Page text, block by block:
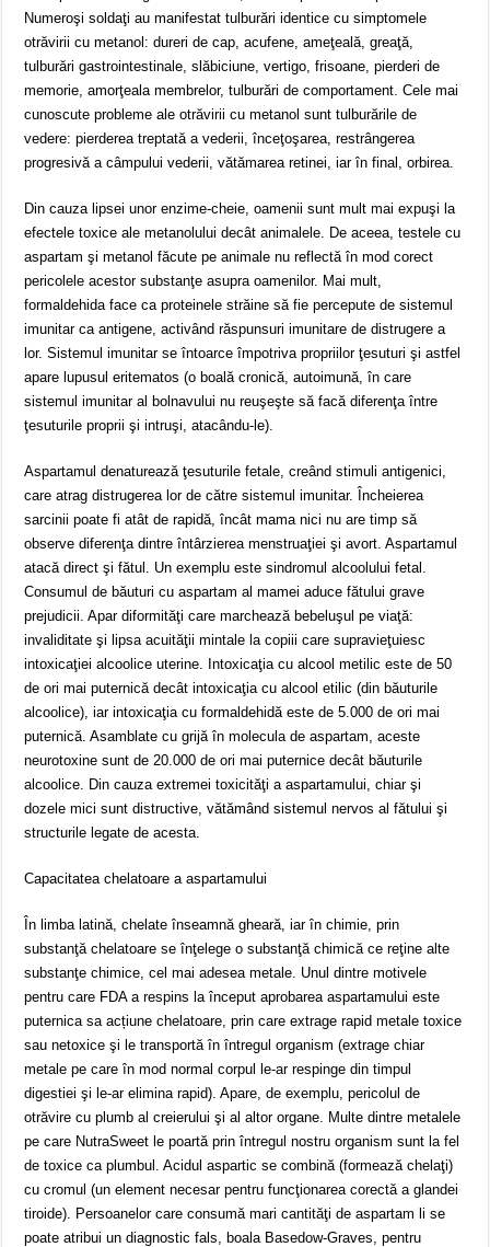
Numeroşi soldaţi au manifestat tulburări identice cu simptomele
otrăvirii cu metanol: dureri de cap, acufene, ameţeală, greaţă,
tulburări gastrointestinale, slăbiciune, vertigo, frisoane, pierderi de
memorie, amorţeala membrelor, tulburări de comportament. Cele mai
cunoscute probleme ale otrăvirii cu metanol sunt tulburările de
vedere: pierderea treptată a vederii, înceţoşarea, restrângerea
progresivă a câmpului vederii, vătămarea retinei, iar în final, orbirea.
Din cauza lipsei unor enzime-cheie, oamenii sunt mult mai expuşi la
efectele toxice ale metanolului decât animalele. De aceea, testele cu
aspartam şi metanol făcute pe animale nu reflectă în mod corect
pericolele acestor substanţe asupra oamenilor. Mai mult,
formaldehida face ca proteinele străine să fie percepute de sistemul
imunitar ca antigene, activând răspunsuri imunitare de distrugere a
lor. Sistemul imunitar se întoarce împotriva propriilor ţesuturi şi astfel
apare lupusul eritematos (o boală cronică, autoimună, în care
sistemul imunitar al bolnavului nu reuşeşte să facă diferenţa între
ţesuturile proprii şi intruşi, atacându-le).
Aspartamul denaturează ţesuturile fetale, creând stimuli antigenici,
care atrag distrugerea lor de către sistemul imunitar. Încheierea
sarcinii poate fi atât de rapidă, încât mama nici nu are timp să
observe diferenţa dintre întârzierea menstruaţiei şi avort. Aspartamul
atacă direct şi fătul. Un exemplu este sindromul alcoolului fetal.
Consumul de băuturi cu aspartam al mamei aduce fătului grave
prejudicii. Apar diformităţi care marchează bebeluşul pe viaţă:
invaliditate şi lipsa acuităţii mintale la copiii care supravieţuiesc
intoxicaţiei alcoolice uterine. Intoxicaţia cu alcool metilic este de 50
de ori mai puternică decât intoxicaţia cu alcool etilic (din băuturile
alcoolice), iar intoxicaţia cu formaldehidă este de 5.000 de ori mai
puternică. Asamblate cu grijă în molecula de aspartam, aceste
neurotoxine sunt de 20.000 de ori mai puternice decât băuturile
alcoolice. Din cauza extremei toxicităţi a aspartamului, chiar şi
dozele mici sunt distructive, vătămând sistemul nervos al fătului şi
structurile legate de acesta.
Capacitatea chelatoare a aspartamului
În limba latină, chelate înseamnă gheară, iar în chimie, prin
substanţă chelatoare se înţelege o substanţă chimică ce reţine alte
substanţe chimice, cel mai adesea metale. Unul dintre motivele
pentru care FDA a respins la început aprobarea aspartamului este
puternica sa acțiune chelatoare, prin care extrage rapid metale toxice
sau netoxice şi le transportă în întregul organism (extrage chiar
metale pe care în mod normal corpul le-ar respinge din timpul
digestiei şi le-ar elimina rapid). Apare, de exemplu, pericolul de
otrăvire cu plumb al creierului şi al altor organe. Multe dintre metalele
pe care NutraSweet le poartă prin întregul nostru organism sunt la fel
de toxice ca plumbul. Acidul aspartic se combină (formează chelaţi)
cu cromul (un element necesar pentru funcţionarea corectă a glandei
tiroide). Persoanelor care consumă mari cantităţi de aspartam li se
poate atribui un diagnostic fals, boala Basedow-Graves, pentru